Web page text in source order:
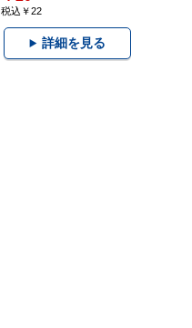
税込￥22
詳細を見る